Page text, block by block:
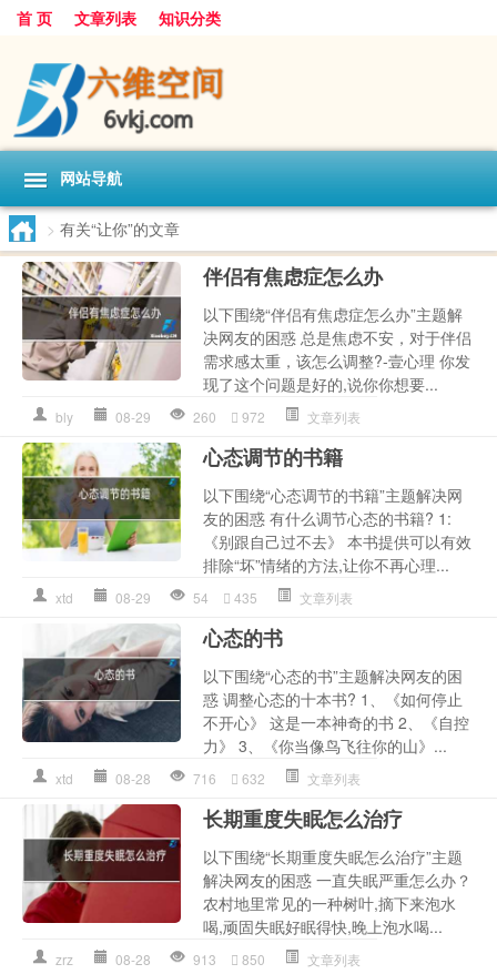
首 页 文章列表 知识分类
网站导航
> 有关“让你”的文章
伴侣有焦虑症怎么办
以下围绕“伴侣有焦虑症怎么办”主题解
决网友的困惑 总是焦虑不安，对于伴侣
需求感太重，该怎么调整?-壹心理 你发
现了这个问题是好的,说你你想要...
bly 08-29 260 972 文章列表
心态调节的书籍
以下围绕“心态调节的书籍”主题解决网
友的困惑 有什么调节心态的书籍? 1:
《别跟自己过不去》 本书提供可以有效
排除“坏”情绪的方法,让你不再心理...
xtd 08-29 54 435 文章列表
心态的书
以下围绕“心态的书”主题解决网友的困
惑 调整心态的十本书? 1、《如何停止
不开心》 这是一本神奇的书 2、《自控
力》 3、《你当像鸟飞往你的山》...
xtd 08-28 716 632 文章列表
长期重度失眠怎么治疗
以下围绕“长期重度失眠怎么治疗”主题
解决网友的困惑 一直失眠严重怎么办？
农村地里常见的一种树叶,摘下来泡水
喝,顽固失眠好眠得快,晚上泡水喝...
zrz 08-28 913 850 文章列表